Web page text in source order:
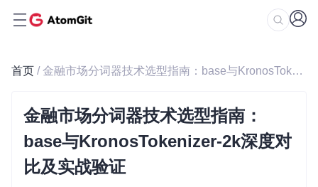
首页 / 金融市场分词器技术选型指南：base与KronosTokenizer-2k深度对比及实战验证
金融市场分词器技术选型指南：
base与KronosTokenizer-2k深度对
比及实战验证